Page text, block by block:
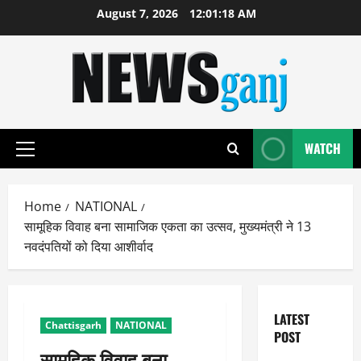
August 7, 2026 12:01:18 AM
Primary
WATCH
Home
NATIONAL
सामूहिक विवाह बना सामाजिक एकता का उत्सव, मुख्यमंत्री ने 13
नवदंपतियों को दिया आशीर्वाद
Chattisgarh NATIONAL
LATEST
POST